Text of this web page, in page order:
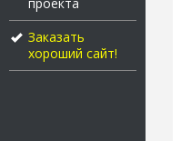
Заказать
хороший сайт!